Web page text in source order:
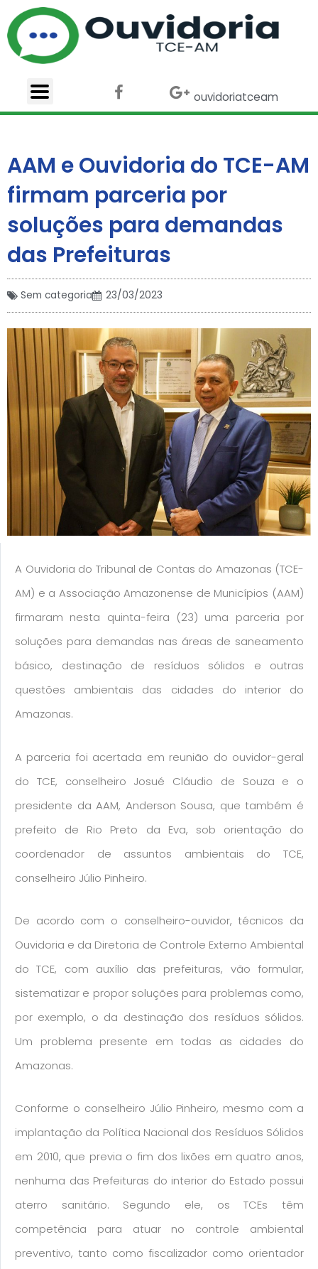
para
conteúdo
F
a
c
b
o
k
t
t
e
G
o
o
e
p
u
ouvidoriatceam
AAM e Ouvidoria do TCE-AM
firmam parceria por
soluções para demandas
das Prefeituras
Sem categoria 23/03/2023
A Ouvidoria do Tribunal de Contas do Amazonas (TCE-
AM) e a Associação Amazonense de Municípios (AAM)
firmaram nesta quinta-feira (23) uma parceria por
soluções para demandas nas áreas de saneamento
básico, destinação de resíduos sólidos e outras
questões ambientais das cidades do interior do
Amazonas.
A parceria foi acertada em reunião do ouvidor-geral
do TCE, conselheiro Josué Cláudio de Souza e o
presidente da AAM, Anderson Sousa, que também é
prefeito de Rio Preto da Eva, sob orientação do
coordenador de assuntos ambientais do TCE,
conselheiro Júlio Pinheiro.
De acordo com o conselheiro-ouvidor, técnicos da
Ouvidoria e da Diretoria de Controle Externo Ambiental
do TCE, com auxílio das prefeituras, vão formular,
sistematizar e propor soluções para problemas como,
por exemplo, o da destinação dos resíduos sólidos.
Um problema presente em todas as cidades do
Amazonas.
Conforme o conselheiro Júlio Pinheiro, mesmo com a
implantação da Política Nacional dos Resíduos Sólidos
em 2010, que previa o fim dos lixões em quatro anos,
nenhuma das Prefeituras do interior do Estado possui
aterro sanitário. Segundo ele, os TCEs têm
competência para atuar no controle ambiental
preventivo, tanto como fiscalizador como orientador